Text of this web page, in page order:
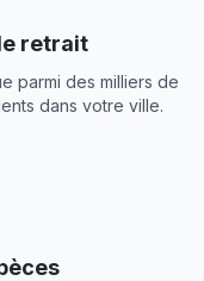
retrait
parmi des milliers de
dans votre ville.